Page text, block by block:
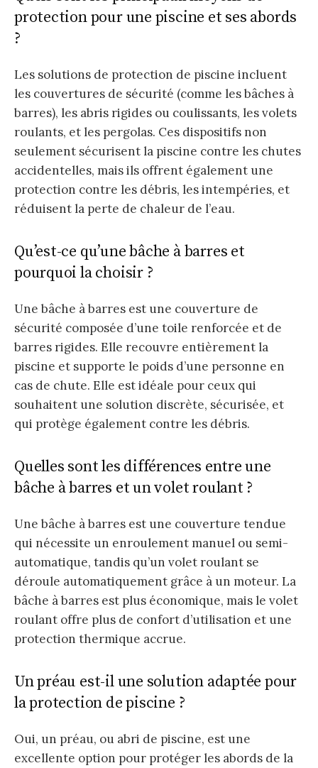
protection pour une piscine et ses abords
?
Les solutions de protection de piscine incluent
les couvertures de sécurité (comme les bâches à
barres), les abris rigides ou coulissants, les volets
roulants, et les pergolas. Ces dispositifs non
seulement sécurisent la piscine contre les chutes
accidentelles, mais ils offrent également une
protection contre les débris, les intempéries, et
réduisent la perte de chaleur de l’eau.
Qu’est-ce qu’une bâche à barres et
pourquoi la choisir ?
Une bâche à barres est une couverture de
sécurité composée d’une toile renforcée et de
barres rigides. Elle recouvre entièrement la
piscine et supporte le poids d’une personne en
cas de chute. Elle est idéale pour ceux qui
souhaitent une solution discrète, sécurisée, et
qui protège également contre les débris.
Quelles sont les différences entre une
bâche à barres et un volet roulant ?
Une bâche à barres est une couverture tendue
qui nécessite un enroulement manuel ou semi-
automatique, tandis qu’un volet roulant se
déroule automatiquement grâce à un moteur. La
bâche à barres est plus économique, mais le volet
roulant offre plus de confort d’utilisation et une
protection thermique accrue.
Un préau est-il une solution adaptée pour
la protection de piscine ?
Oui, un préau, ou abri de piscine, est une
excellente option pour protéger les abords de la